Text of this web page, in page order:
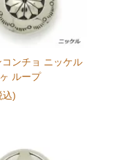
コンチョ ニッケル
ループ
込)